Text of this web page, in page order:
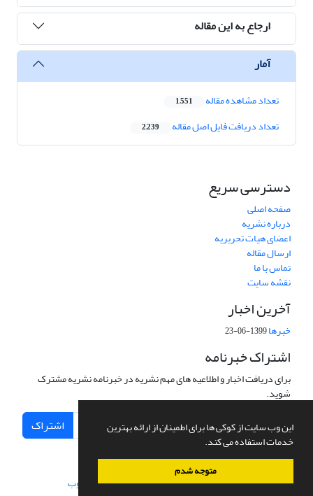
این وب سایت از کوکی ها برای اطمینان از ارائه بهترین
خدمات استفاده می کند.
متوجه شدم
ارجاع به این مقاله
آمار
تعداد مشاهده مقاله 1,551
تعداد دریافت فایل اصل مقاله 2,239
دسترسی سریع
صفحه اصلی
درباره نشریه
اعضای هیات تحریریه
ارسال مقاله
تماس با ما
نقشه سایت
آخرین اخبار
خبرها1399-06-23
اشتراک خبرنامه
برای دریافت اخبار و اطلاعیه های مهم نشریه در خبرنامه نشریه مشترک
شوید.
اشتراک
سامانه مدیریت نشریات علمی.طراحی و پیاده سازی از سیناوب